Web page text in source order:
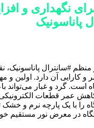
نگهداری و
پاناسونیک
#سانترال پاناسونیک،
کارایی آن دارد. اولین و
است. گرد و غبار
عمر قطعات الکترونیکی
را با یک پارچه نرم و خشک
در معرض نور مستقیم